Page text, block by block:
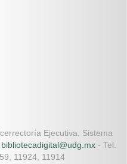
Ejecutiva. Sistema
bibliotecadigital@udg.mx - Tel.
11924, 11914